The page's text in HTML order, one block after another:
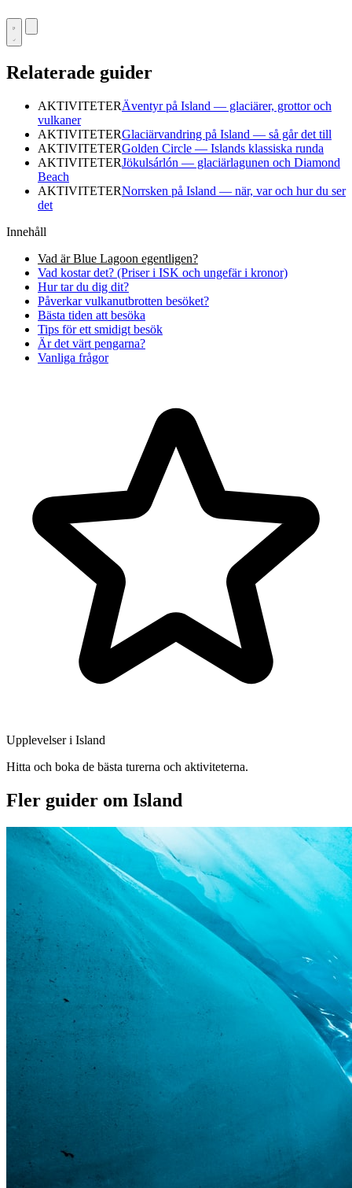
Relaterade guider
AKTIVITETERÄventyr på Island — glaciärer, grottor och
vulkaner
AKTIVITETERGlaciärvandring på Island — så går det till
AKTIVITETERGolden Circle — Islands klassiska runda
AKTIVITETERJökulsárlón — glaciärlagunen och Diamond
Beach
AKTIVITETERNorrsken på Island — när, var och hur du ser
det
Innehåll
Vad är Blue Lagoon egentligen?
Vad kostar det? (Priser i ISK och ungefär i kronor)
Hur tar du dig dit?
Påverkar vulkanutbrotten besöket?
Bästa tiden att besöka
Tips för ett smidigt besök
Är det värt pengarna?
Vanliga frågor
Upplevelser i Island
Hitta och boka de bästa turerna och aktiviteterna.
Fler guider om Island